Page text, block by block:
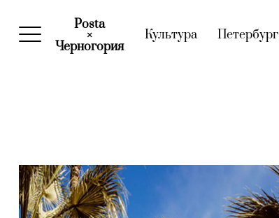
Posta
×
Черногория(current)
Культура(current)
Петербург